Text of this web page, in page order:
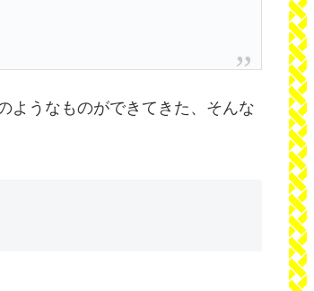
ようなものができてきた、そんな